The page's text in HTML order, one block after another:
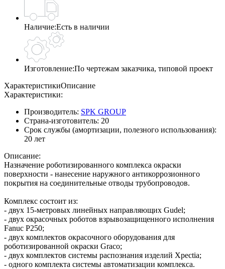
Наличие:Есть в наличии
Изготовление:По чертежам заказчика, типовой проект
ХарактеристикиОписание
Характеристики:
Производитель: SPK GROUP
Страна-изготовитель: 20
Срок службы (амортизации, полезного использования):
20 лет
Описание:
Назначение роботизированного комплекса окраски
поверхности - нанесение наружного антикоррозионного
покрытия на соединительные отводы трубопроводов.
Комплекс состоит из:
- двух 15-метровых линейных направляющих Gudel;
- двух окрасочных роботов взрывозащищенного исполнения
Fanuc P250;
- двух комплектов окрасочного оборудования для
роботизированной окраски Graco;
- двух комплектов системы распознания изделий Xpectia;
- одного комплекта системы автоматизации комплекса.